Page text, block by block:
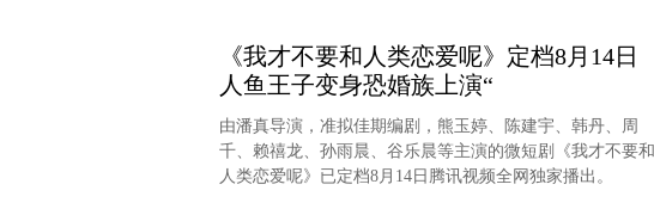
《我才不要和人类恋爱呢》定档8月14日
人鱼王子变身恐婚族上演“
由潘真导演，准拟佳期编剧，熊玉婷、陈建宇、韩丹、周
千、赖禧龙、孙雨晨、谷乐晨等主演的微短剧《我才不要和
人类恋爱呢》已定档8月14日腾讯视频全网独家播出。